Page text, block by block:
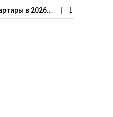
в 2026… Штраф за